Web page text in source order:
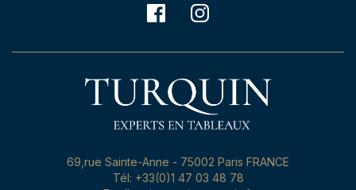
69,rue Sainte-Anne - 75002 Paris FRANCE
Tél: +33(0)1 47 03 48 78